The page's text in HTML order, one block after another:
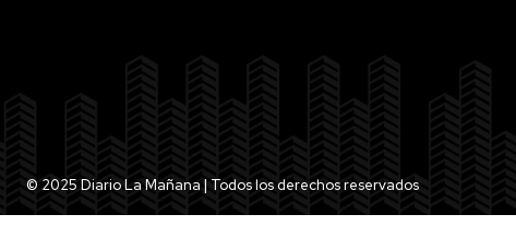
© 2025 Diario La Mañana | Todos los derechos reservados